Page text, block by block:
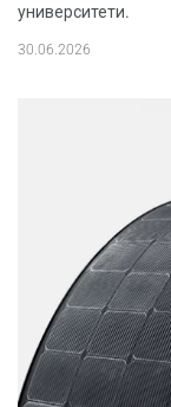
университети.
30.06.2026